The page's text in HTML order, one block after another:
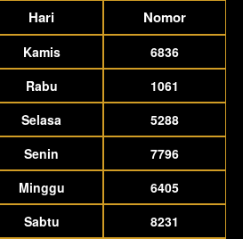
Hari Nomor
Kamis
6836
Rabu
1061
Selasa
5288
Senin
7796
Minggu
6405
Sabtu
8231